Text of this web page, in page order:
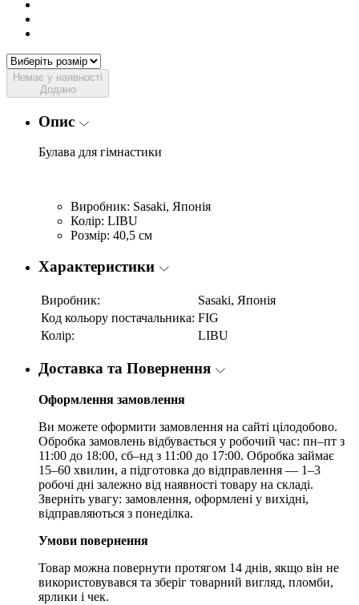
Немає у наявності
Додано
Опис
Булава для гімнастики
Виробник: Sasaki, Японія
Колір: LIBU
Розмір: 40,5 см
Характеристики
Виробник:
Sasaki, Японія
Код кольору постачальника: FIG
Колір:
LIBU
Доставка та Повернення
Оформлення замовлення
Ви можете оформити замовлення на сайті цілодобово.
Обробка замовлень відбувається у робочий час: пн–пт з
11:00 до 18:00, сб–нд з 11:00 до 17:00. Обробка займає
15–60 хвилин, а підготовка до відправлення — 1–3
робочі дні залежно від наявності товару на складі.
Зверніть увагу: замовлення, оформлені у вихідні,
відправляються з понеділка.
Умови повернення
Товар можна повернути протягом 14 днів, якщо він не
використовувався та зберіг товарний вигляд, пломби,
ярлики і чек.